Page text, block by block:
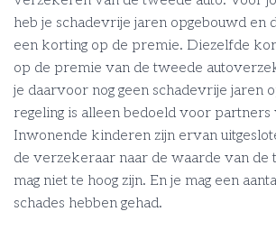
heb je schadevrije jaren opgebouwd en
een korting op de premie. Diezelfde
op de premie van de tweede
je daarvoor nog geen schadevrije jaren
regeling is alleen bedoeld voor partners
Inwonende kinderen zijn ervan
de verzekeraar naar de waarde van de
mag niet te hoog zijn. En je mag een
schades hebben gehad.